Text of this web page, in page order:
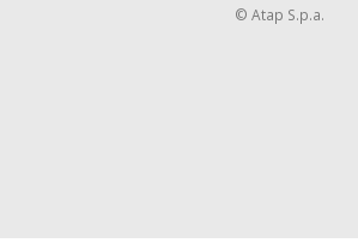
© Atap S.p.a.